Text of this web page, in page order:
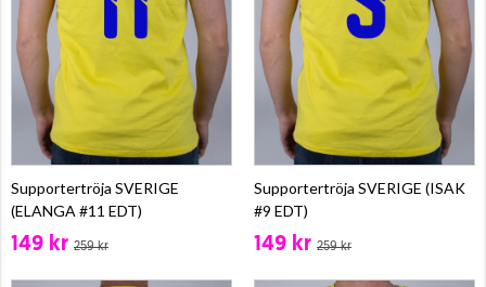
Supportertröja SVERIGE
(ELANGA #11 EDT)
149 kr 259 kr
Supportertröja SVERIGE (ISAK
#9 EDT)
149 kr 259 kr